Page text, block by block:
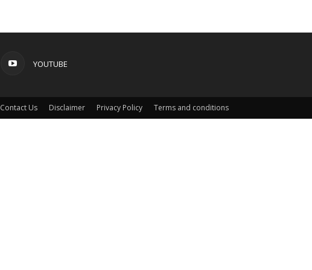
YOUTUBE
Contact Us Disclaimer Privacy Policy Terms and conditions